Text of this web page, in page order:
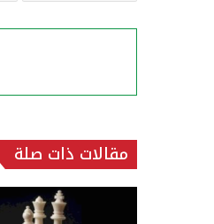
مقالات ذات صلة